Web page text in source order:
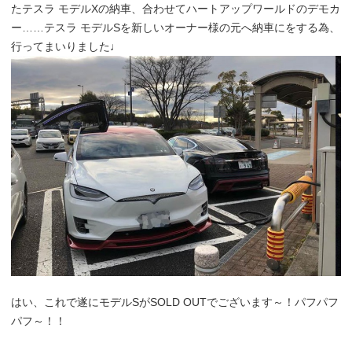
たテスラ モデルXの納車、合わせてハートアップワールドのデモカ
ー……テスラ モデルSを新しいオーナー様の元へ納車にをする為、
行ってまいりました♩
はい、これで遂にモデルSがSOLD OUTでございます～！パフパフ
パフ～！！